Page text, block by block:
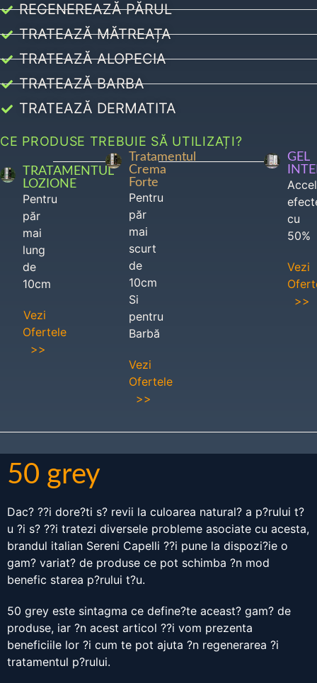
REGENEREAZĂ PĂRUL
TRATEAZĂ MĂTREAȚA
TRATEAZĂ ALOPECIA
TRATEAZĂ BARBA
TRATEAZĂ DERMATITA
CE PRODUSE TREBUIE SĂ UTILIZAȚI?
TRATAMENTUL
LOZIONE
Pentru
păr
mai
lung
de
10cm
Vezi
Ofertele
>>
Tratamentul
Crema
Forte
Pentru
păr
mai
scurt
de
10cm
Si
pentru
Barbă
Vezi
Ofertele
>>
GEL
cu
50%
Vezi
>>
50 grey
Dac? ??i dore?ti s? revii la culoarea natural? a p?rului t?
u ?i s? ??i tratezi diversele probleme asociate cu acesta,
brandul italian Sereni Capelli ??i pune la dispozi?ie o
gam? variat? de produse ce pot schimba ?n mod
benefic starea p?rului t?u.
50 grey este sintagma ce define?te aceast? gam? de
produse, iar ?n acest articol ??i vom prezenta
beneficiile lor ?i cum te pot ajuta ?n regenerarea ?i
tratamentul p?rului.